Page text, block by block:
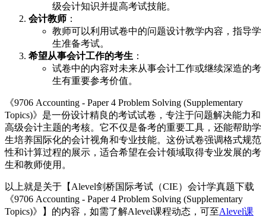
级会计知识并提高考试技能。
会计教师 ：
教师可以利用试卷中的问题设计教学内容，指导学
生准备考试。
希望从事会计工作的考生 ：
试卷中的内容对未来从事会计工作或继续深造的考
生有重要参考价值。
《9706 Accounting - Paper 4 Problem Solving (Supplementary
Topics)》是一份设计精良的考试试卷，专注于问题解决能力和
高级会计主题的考核。它不仅是备考的重要工具，还能帮助学
生培养国际化的会计视角和专业技能。这份试卷强调格式规范
性和计算过程的展示，适合希望在会计领域取得专业发展的考
生和教师使用。
以上就是关于【Alevel剑桥国际考试（CIE）会计学真题下载
《9706 Accounting - Paper 4 Problem Solving (Supplementary
Topics)》】的内容，如需了解Alevel课程动态，可至Alevel课